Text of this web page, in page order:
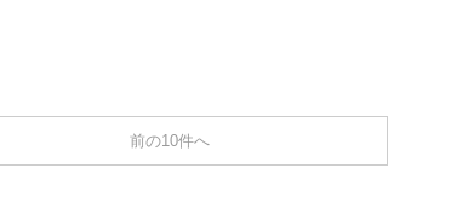
前の10件へ